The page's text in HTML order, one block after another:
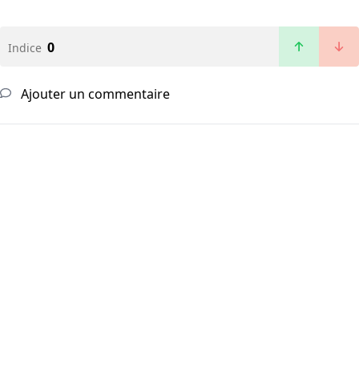
Indice 0
Ajouter un commentaire